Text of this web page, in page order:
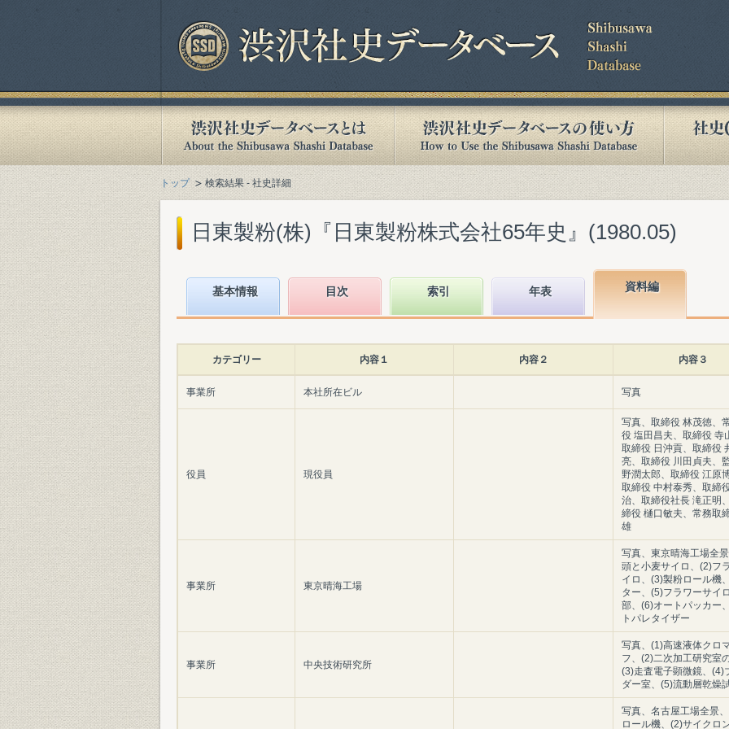
トップ 検索結果 - 社史詳細
日東製粉(株)『日東製粉株式会社65年史』(1980.05)
基本情報 目次 索引 年表 資料編
カテゴリー 内容１ 内容２ 内容３
事業所 本社所在ビル 写真
役員 現役員
写真、取締役 林茂徳、
役 塩田昌夫、取締役 寺
取締役 日沖貢、取締役
亮、取締役 川田貞夫、
野潤太郎、取締役 江原
取締役 中村泰秀、取締
治、取締役社長 滝正明
締役 樋口敏夫、常務取
雄
事業所 東京晴海工場
写真、東京晴海工場全
頭と小麦サイロ、(2)フ
イロ、(3)製粉ロール機
ター、(5)フラワーサイ
部、(6)オートパッカー
トパレタイザー
事業所 中央技術研究所
写真、(1)高速液体クロ
フ、(2)二次加工研究室
(3)走査電子顕微鏡、(4)
ダー室、(5)流動層乾燥
写真、名古屋工場全景
ロール機、(2)サイクロ